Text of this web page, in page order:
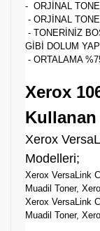
- ORJİNAL
- ORJİNAL
- TONERİNİZ
GİBİ DOLUM
- ORTALAMA
Xerox
Xerox
Modelleri;
Xerox VersaLink
Muadil Toner,
Xerox VersaLink
Muadil Toner,